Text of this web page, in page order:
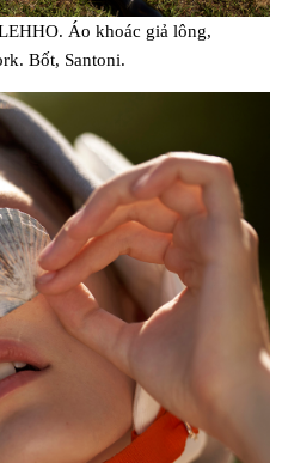
Áo khoác giả lông,
Bốt, Santoni.